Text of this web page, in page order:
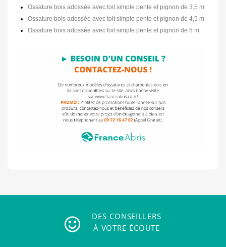
Ossature bois adossée avec toit simple pente et pignon de 3,5 m
Ossature bois adossée avec toit simple pente et pignon de 4,5 m
Ossature bois adossée avec toit simple pente et pignon de 5 m
DES CONSEILLERS
À VOTRE ÉCOUTE